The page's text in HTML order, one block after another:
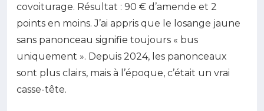
covoiturage. Résultat : 90 € d’amende et 2
points en moins. J’ai appris que le losange jaune
sans panonceau signifie toujours « bus
uniquement ». Depuis 2024, les panonceaux
sont plus clairs, mais à l’époque, c’était un vrai
casse-tête.